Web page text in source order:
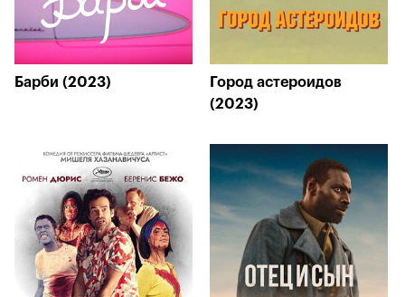
Барби (2023)
Город астероидов
(2023)